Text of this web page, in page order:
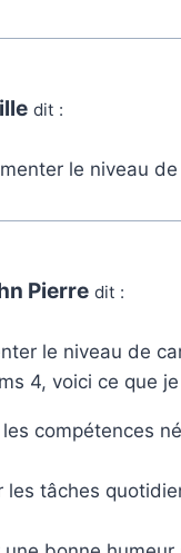
dit :
le niveau
Pierre dit :
le niveau de
4, voici ce que
les compétences
les tâches